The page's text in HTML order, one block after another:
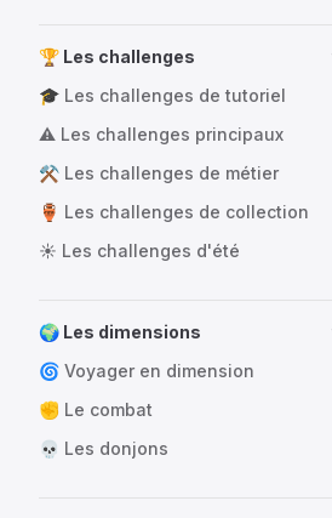
🏆 Les challenges
🎓 Les challenges de tutoriel
⚠️ Les challenges principaux
⚒️ Les challenges de métier
🏺 Les challenges de collection
☀️ Les challenges d'été
🌍 Les dimensions
🌀 Voyager en dimension
✊ Le combat
💀 Les donjons